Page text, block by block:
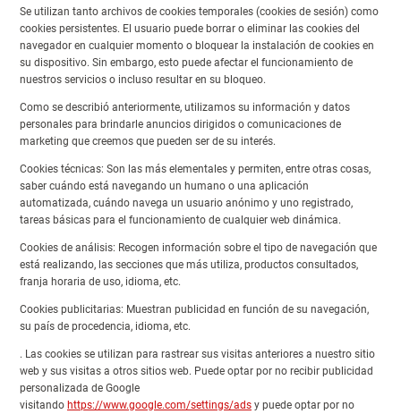
Se utilizan tanto archivos de cookies temporales (cookies de sesión) como
cookies persistentes. El usuario puede borrar o eliminar las cookies del
navegador en cualquier momento o bloquear la instalación de cookies en
su dispositivo. Sin embargo, esto puede afectar el funcionamiento de
nuestros servicios o incluso resultar en su bloqueo.
Como se describió anteriormente, utilizamos su información y datos
personales para brindarle anuncios dirigidos o comunicaciones de
marketing que creemos que pueden ser de su interés.
Cookies técnicas: Son las más elementales y permiten, entre otras cosas,
saber cuándo está navegando un humano o una aplicación
automatizada, cuándo navega un usuario anónimo y uno registrado,
tareas básicas para el funcionamiento de cualquier web dinámica.
Cookies de análisis: Recogen información sobre el tipo de navegación que
está realizando, las secciones que más utiliza, productos consultados,
franja horaria de uso, idioma, etc.
Cookies publicitarias: Muestran publicidad en función de su navegación,
su país de procedencia, idioma, etc.
. Las cookies se utilizan para rastrear sus visitas anteriores a nuestro sitio
web y sus visitas a otros sitios web. Puede optar por no recibir publicidad
personalizada de Google
visitando https://www.google.com/settings/ads y puede optar por no